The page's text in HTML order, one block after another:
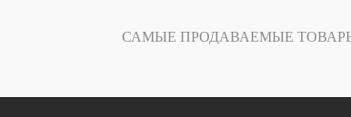
В избранноеСАМЫЕ ПРОДАВАЕМЫЕ